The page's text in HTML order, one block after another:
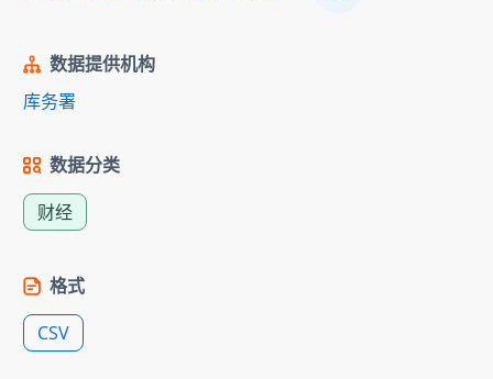
数据提供机构
库务署
数据分类
财经
格式
CSV